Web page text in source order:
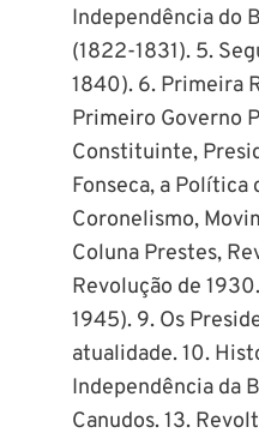
Independência do
(1822-1831). 5.
1840). 6. Primeira
Primeiro Governo
Constituinte,
Fonseca, a Política
Coronelismo,
Coluna Prestes,
Revolução de
1945). 9. Os
atualidade. 10.
Independência da
Canudos. 13.